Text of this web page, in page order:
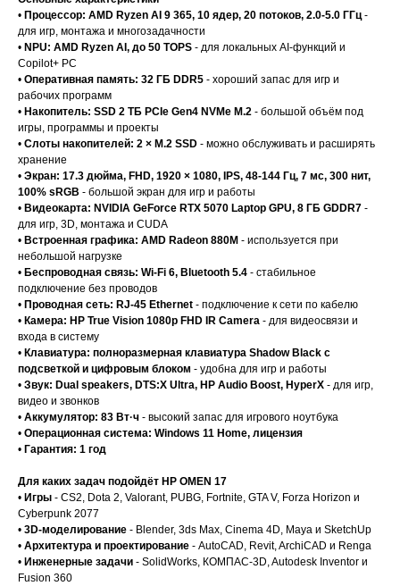
• Процессор: AMD Ryzen AI 9 365, 10 ядер, 20 потоков, 2.0-5.0 ГГц-
для игр, монтажа и многозадачности
• NPU: AMD Ryzen AI, до 50 TOPS - для локальных AI-функций и
Copilot+ PC
• Оперативная память: 32 ГБ DDR5 - хороший запас для игр и
рабочих программ
• Накопитель: SSD 2 ТБ PCIe Gen4 NVMe M.2 - большой объём под
игры, программы и проекты
• Слоты накопителей: 2 × M.2 SSD - можно обслуживать и расширять
хранение
• Экран: 17.3 дюйма, FHD, 1920 × 1080, IPS, 48-144 Гц, 7 мс, 300 нит,
100% sRGB - большой экран для игр и работы
• Видеокарта: NVIDIA GeForce RTX 5070 Laptop GPU, 8 ГБ GDDR7 -
для игр, 3D, монтажа и CUDA
• Встроенная графика: AMD Radeon 880M - используется при
небольшой нагрузке
• Беспроводная связь: Wi-Fi 6, Bluetooth 5.4 - стабильное
подключение без проводов
• Проводная сеть: RJ-45 Ethernet - подключение к сети по кабелю
• Камера: HP True Vision 1080p FHD IR Camera - для видеосвязи и
входа в систему
• Клавиатура: полноразмерная клавиатура Shadow Black с
подсветкой и цифровым блоком - удобна для игр и работы
• Звук: Dual speakers, DTS:X Ultra, HP Audio Boost, HyperX - для игр,
видео и звонков
• Аккумулятор: 83 Вт·ч - высокий запас для игрового ноутбука
• Операционная система: Windows 11 Home, лицензия
• Гарантия: 1 год
Для каких задач подойдёт HP OMEN 17
• Игры - CS2, Dota 2, Valorant, PUBG, Fortnite, GTA V, Forza Horizon и
Cyberpunk 2077
• 3D-моделирование - Blender, 3ds Max, Cinema 4D, Maya и SketchUp
• Архитектура и проектирование - AutoCAD, Revit, ArchiCAD и Renga
• Инженерные задачи - SolidWorks, КОМПАС-3D, Autodesk Inventor и
Fusion 360